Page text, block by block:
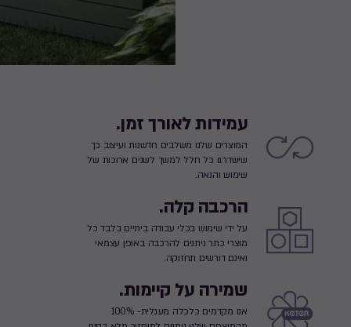
עמידות לאורך זמן.
המוצרים שלנו משלבים חדשנות ועיצוב כך
שישדרגו כל חלל למשך לשנים ארוכות של
שימוש והנאה.
הרכבה קלה.
על ידי שימוש בכלי עבודה ביתיים בלבד כל
מוצרי כתר ניתנים להרכבה באופן עצמאי
ואינם דורשים תחזוקה.
שמירה על קיימות.
אנו מקדמים כלכלה מעגלית- 100%